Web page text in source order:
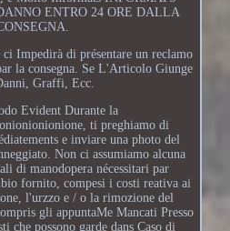
ENTRO 24 ORE DALLA
ci Impedirà di présentare un reclamo
la consegna. Se L'Articolo Giunge
Graffi, Ecc.
Evident Durante la
ti preghiamo di
e inviare una photo del
Non ci assumiamo alcuna
di manodopera nécessitari par
fornito, compesi i costi reativa ai
l'urzzo e / o la rimozione del
gli appuntaMe Mancati Presso
che possono garde dans Caso di